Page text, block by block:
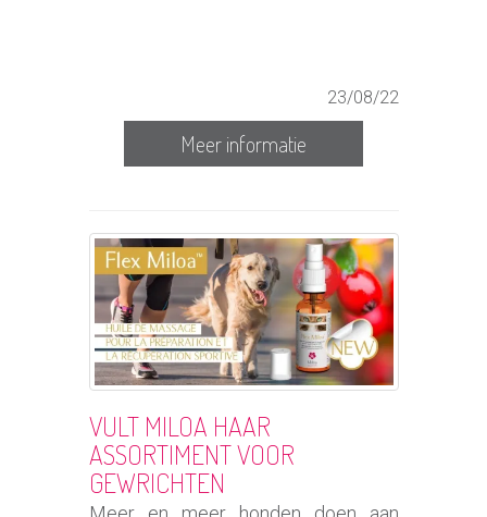
23/08/22
Meer informatie
VULT MILOA HAAR
ASSORTIMENT VOOR
GEWRICHTEN